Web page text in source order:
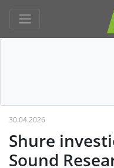
30.04.2026
Shure
Sound